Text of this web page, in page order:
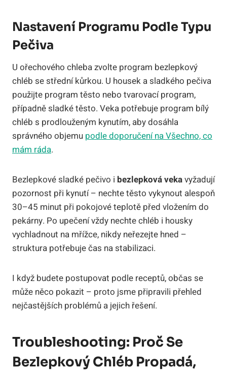
Nastavení Programu Podle Typu
Pečiva
U ořechového chleba zvolte program bezlepkový
chléb se střední kůrkou. U housek a sladkého pečiva
použijte program těsto nebo tvarovací program,
případně sladké těsto. Veka potřebuje program bílý
chléb s prodlouženým kynutím, aby dosáhla
správného objemu podle doporučení na Všechno, co
mám ráda.
Bezlepkové sladké pečivo i bezlepková vekavyžadují
pozornost při kynutí – nechte těsto vykynout alespoň
30–45 minut při pokojové teplotě před vložením do
pekárny. Po upečení vždy nechte chléb i housky
vychladnout na mřížce, nikdy neřezejte hned –
struktura potřebuje čas na stabilizaci.
I když budete postupovat podle receptů, občas se
může něco pokazit – proto jsme připravili přehled
nejčastějších problémů a jejich řešení.
Troubleshooting: Proč Se
Bezlepkový Chléb Propadá,